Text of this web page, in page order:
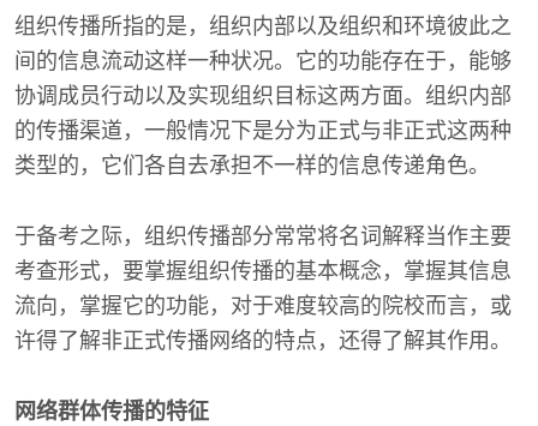
组织传播所指的是，组织内部以及组织和环境彼此之
间的信息流动这样一种状况。它的功能存在于，能够
协调成员行动以及实现组织目标这两方面。组织内部
的传播渠道，一般情况下是分为正式与非正式这两种
类型的，它们各自去承担不一样的信息传递角色。
于备考之际，组织传播部分常常将名词解释当作主要
考查形式，要掌握组织传播的基本概念，掌握其信息
流向，掌握它的功能，对于难度较高的院校而言，或
许得了解非正式传播网络的特点，还得了解其作用。
网络群体传播的特征